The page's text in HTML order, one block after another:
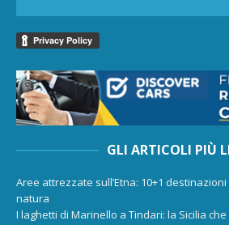
GLI ARTICOLI PIÙ
Aree attrezzate sull’Etna: 10+1
natura
I laghetti di Marinello a Tindari: la Sicilia